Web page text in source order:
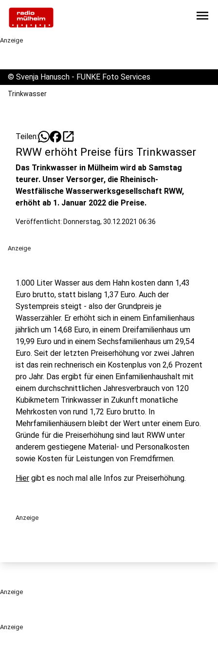
menu
Anzeige
Anzeige
© Svenja Hanusch - FUNKE Foto Services
Trinkwasser
Teilen: open_in_new
RWW erhöht Preise fürs Trinkwasser
Das Trinkwasser in Mülheim wird ab Samstag
teurer. Unser Versorger, die Rheinisch-
Westfälische Wasserwerksgesellschaft RWW,
erhöht ab 1. Januar 2022 die Preise.
Veröffentlicht: Donnerstag, 30.12.2021 06:36
Anzeige
1.000 Liter Wasser aus dem Hahn kosten dann 1,43
Euro brutto, statt bislang 1,37 Euro. Auch der
Systempreis steigt - also der Grundpreis je
Wasserzähler. Er erhöht sich in einem Einfamilienhaus
jährlich um 14,68 Euro, in einem Dreifamilienhaus um
19,99 Euro und in einem Sechsfamilienhaus um 29,54
Euro. Seit der letzten Preiserhöhung vor zwei Jahren
ist das rein rechnerisch ein Kostenplus von 2,6 Prozent
pro Jahr. Das ergibt für einen Einfamilienhaushalt mit
einem durchschnittlichen Jahresverbrauch von 120
Kubikmetern Trinkwasser in Zukunft monatliche
Mehrkosten von rund 1,72 Euro brutto. In
Mehrfamilienhäusern bleibt der Wert unter einem Euro.
Gründe für die Preiserhöhung sind laut RWW unter
anderem gestiegene Material- und Personalkosten
sowie Kosten für Leistungen von Fremdfirmen.
Hier gibt es noch mal alle Infos zur Preiserhöhung.
Anzeige
Anzeige